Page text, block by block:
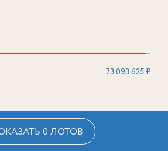
73 093 625 ₽
0 ЛОТОВ